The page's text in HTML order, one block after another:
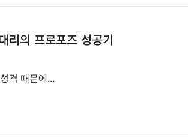
리의 프로포즈 성공기
격 때문에...